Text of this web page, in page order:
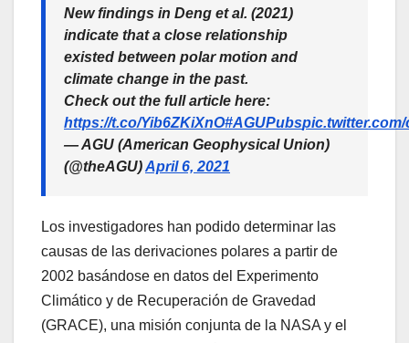
New findings in Deng et al. (2021)
indicate that a close relationship
existed between polar motion and
climate change in the past.
Check out the full article here:
https://t.co/Yib6ZKiXnO#AGUPubs
— AGU (American Geophysical Union)
(@theAGU)April 6, 2021
Los investigadores han podido determinar las
causas de las derivaciones polares a partir de
2002 basándose en datos del Experimento
Climático y de Recuperación de Gravedad
(GRACE), una misión conjunta de la NASA y el